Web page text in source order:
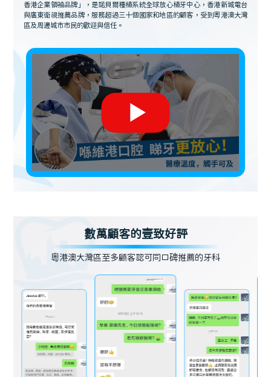
香港企業領袖品牌」，是諾貝爾種植系統全球放心植牙中心，香港新城電台
與廣東衛視推薦品牌，服務超過三十個國家和地區的顧客，受到粵港澳大灣
區及周邊城市市民的歡迎與信任。
數萬顧客的壹致好評
粵港澳大灣區至多顧客認可同口碑推薦的牙科